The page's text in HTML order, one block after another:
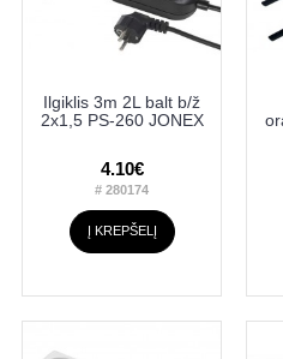
Ilgiklis 3m 2L balt b/ž
2x1,5 PS-260 JONEX
4.10€
# 280174
Į KREPŠELĮ